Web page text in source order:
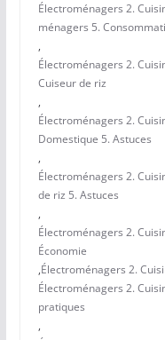
Électroménagers 2.
ménagers 5.
,
Électroménagers 2.
Cuiseur de riz
,
Électroménagers 2.
Domestique 5. Astuces
,
Électroménagers 2.
de riz 5. Astuces
,
Électroménagers 2.
Économie
,Électroménagers 2.
Électroménagers 2.
pratiques
,